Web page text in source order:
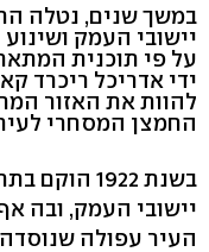
במשך שנים, נטלה
יישובי העמק
על פי תוכנית
ידי אדריכל ריכרד
להוות את האזור
החמצן המסחרי
בשנת 1922
יישובי העמק, ובה